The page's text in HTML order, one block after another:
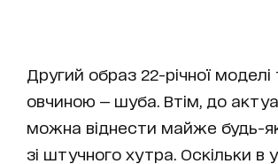
Другий образ 22-річної моделі
овчиною — шуба. Втім, до
можна віднести майже будь-
зі штучного хутра. Оскільки в